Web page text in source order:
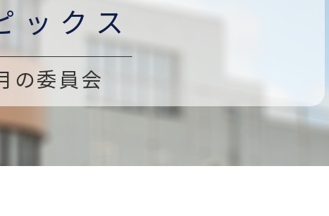
ックス
の委員会